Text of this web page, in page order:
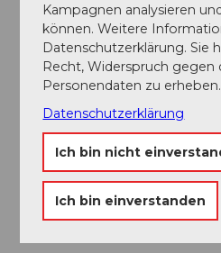
Gut zu wissen
Preisinformationen
CHF 85.00 / 70.00 / 50.00 /
Kinder, Schüler*innen,
(bis 30 Jahre) erhalten 50%
Tickets.
Kampagnen analysieren
können. Weitere
Datenschutzerklärung. Sie
Recht, Widerspruch
Personendaten zu erheben.
Datenschutzerklärung
Ich bin nicht
Ich bin einverstanden